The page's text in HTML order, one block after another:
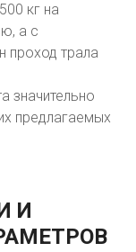
кг на
а с
проход трала
значительно
предлагаемых
И